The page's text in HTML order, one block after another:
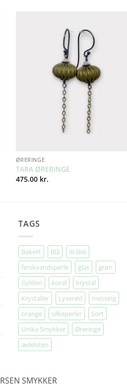
ØRERINGE
TARA ØRERINGE
475.00 kr.
TAGS
Bakelit Blå
dråbe
ferskvandsperle
glas
grøn
Gylden
koral
krystal
Krystaller
Lyserød
messing
orange
silkeperler
Sort
Unika Smykker
Øreringe
ædelsten
SMYKKER